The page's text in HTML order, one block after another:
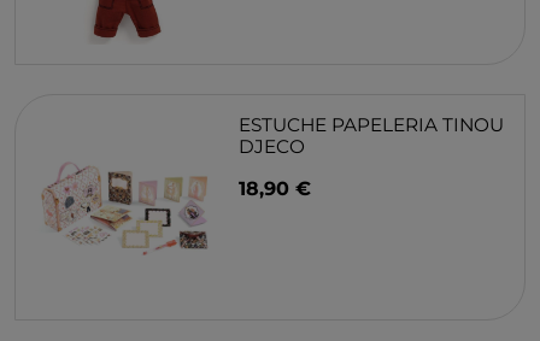
ESTUCHE PAPELERIA TINOU
DJECO
18,90 €